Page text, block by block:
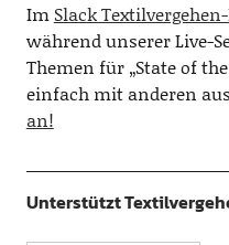
Im Slack
während unserer Live-
Themen für „State of
einfach mit anderen
an!
Unterstützt